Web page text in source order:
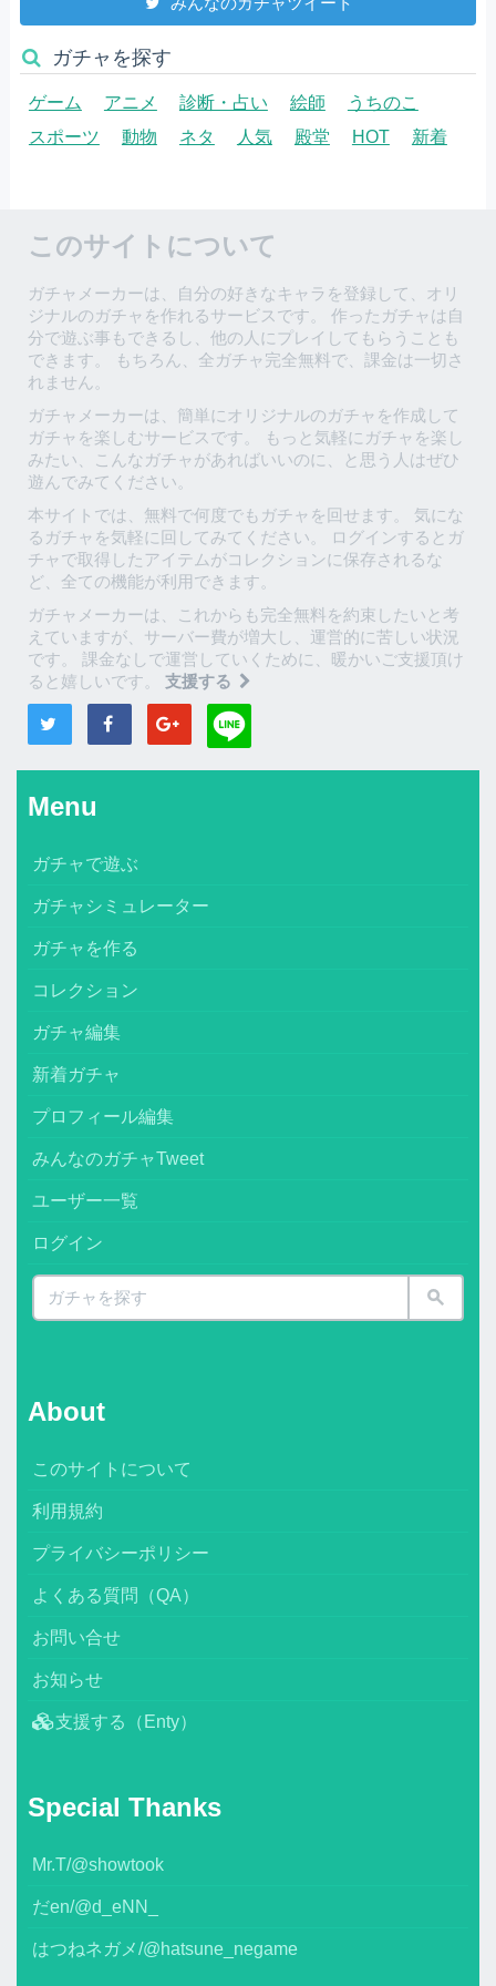
ガチャを探す
ゲーム アニメ 診断・占い 絵師
うちのこ
スポーツ
動物 ネタ 人気 殿堂 HOT 新着
このサイトについて
ガチャメーカーは、自分の好きなキャラを登録して、オリ
ジナルのガチャを作れるサービスです。 作ったガチャは自
分で遊ぶ事もできるし、他の人にプレイしてもらうことも
できます。 もちろん、全ガチャ完全無料で、課金は一切さ
れません。
ガチャメーカーは、簡単にオリジナルのガチャを作成して
ガチャを楽しむサービスです。 もっと気軽にガチャを楽し
みたい、こんなガチャがあればいいのに、と思う人はぜひ
遊んでみてください。
本サイトでは、無料で何度でもガチャを回せます。 気にな
るガチャを気軽に回してみてください。 ログインするとガ
チャで取得したアイテムがコレクションに保存されるな
ど、全ての機能が利用できます。
ガチャメーカーは、これからも完全無料を約束したいと考
えていますが、サーバー費が増大し、運営的に苦しい状況
です。 課金なしで運営していくために、暖かいご支援頂け
ると嬉しいです。 支援する
Menu
ガチャで遊ぶ
ガチャシミュレーター
ガチャを作る
コレクション
ガチャ編集
新着ガチャ
プロフィール編集
みんなのガチャTweet
ユーザー一覧
ログイン
About
このサイトについて
利用規約
プライバシーポリシー
よくある質問（QA）
お問い合せ
お知らせ
支援する（Enty）
Special Thanks
Mr.T/@showtook
だen/@d_eNN_
はつねネガメ/@hatsune_negame